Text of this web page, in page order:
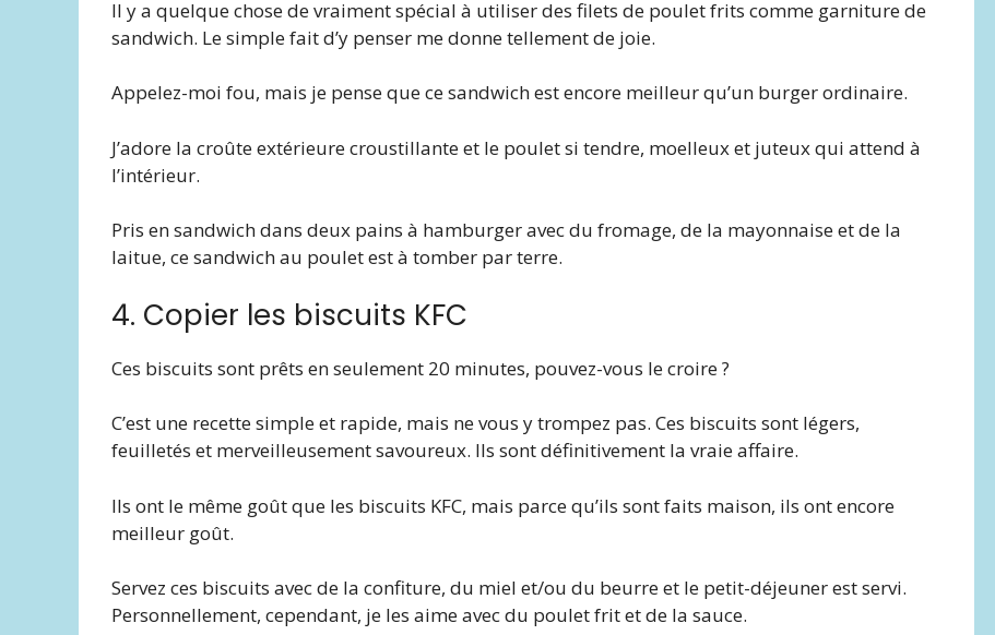
Il y a quelque chose de vraiment spécial à utiliser des filets de poulet frits comme garniture de
sandwich. Le simple fait d’y penser me donne tellement de joie.
Appelez-moi fou, mais je pense que ce sandwich est encore meilleur qu’un burger ordinaire.
J’adore la croûte extérieure croustillante et le poulet si tendre, moelleux et juteux qui attend à
l’intérieur.
Pris en sandwich dans deux pains à hamburger avec du fromage, de la mayonnaise et de la
laitue, ce sandwich au poulet est à tomber par terre.
4. Copier les biscuits KFC
Ces biscuits sont prêts en seulement 20 minutes, pouvez-vous le croire ?
C’est une recette simple et rapide, mais ne vous y trompez pas. Ces biscuits sont légers,
feuilletés et merveilleusement savoureux. Ils sont définitivement la vraie affaire.
Ils ont le même goût que les biscuits KFC, mais parce qu’ils sont faits maison, ils ont encore
meilleur goût.
Servez ces biscuits avec de la confiture, du miel et/ou du beurre et le petit-déjeuner est servi.
Personnellement, cependant, je les aime avec du poulet frit et de la sauce.